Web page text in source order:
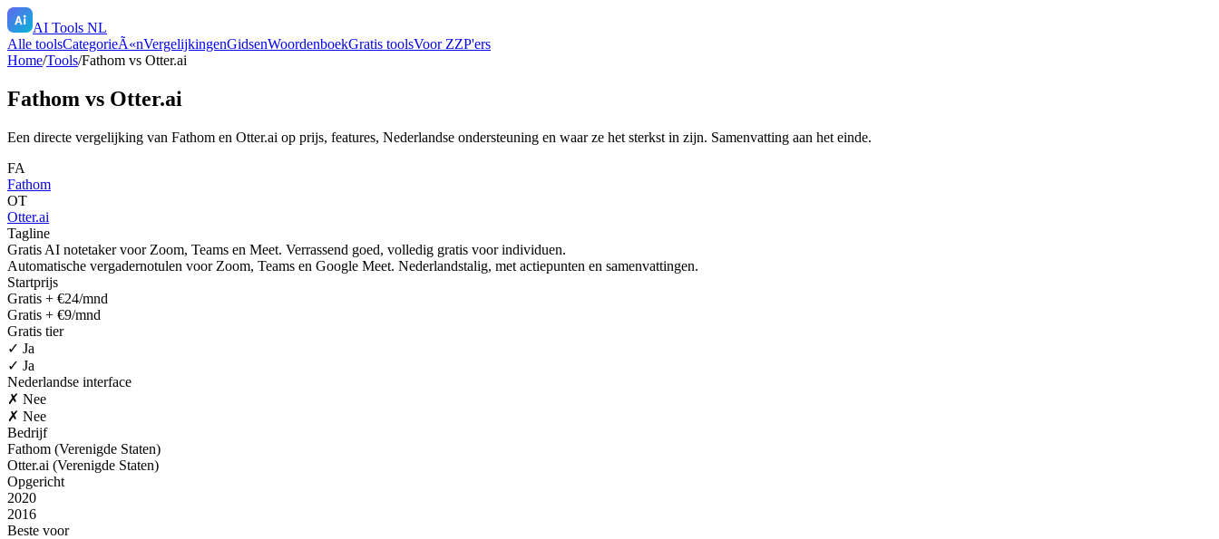
AI Tools NL
Alle toolsCategorieÃ«nVergelijkingenGidsenWoordenboekGratis toolsVoor ZZP'ers
Home/Tools/Fathom vs Otter.ai
Fathom vs Otter.ai
Een directe vergelijking van Fathom en Otter.ai op prijs, features, Nederlandse ondersteuning en waar ze het sterkst in zijn. Samenvatting aan het einde.
FA
Fathom
OT
Otter.ai
Tagline
Gratis AI notetaker voor Zoom, Teams en Meet. Verrassend goed, volledig gratis voor individuen.
Automatische vergadernotulen voor Zoom, Teams en Google Meet. Nederlandstalig, met actiepunten en samenvattingen.
Startprijs
Gratis + €24/mnd
Gratis + €9/mnd
Gratis tier
✓ Ja
✓ Ja
Nederlandse interface
✗ Nee
✗ Nee
Bedrijf
Fathom (Verenigde Staten)
Otter.ai (Verenigde Staten)
Opgericht
2020
2016
Beste voor